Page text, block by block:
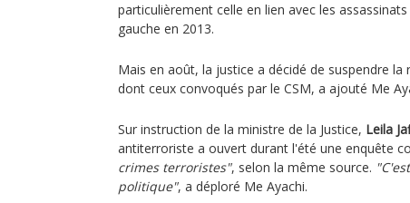
particulièrement celle en lien avec les
gauche en 2013.
Mais en août, la justice a décidé de suspendre
dont ceux convoqués par le CSM, a ajouté Me
Sur instruction de la ministre de la Justice, Leila
antiterroriste a ouvert durant l'été une enquête
crimes terroristes", selon la même source.
politique", a déploré Me Ayachi.